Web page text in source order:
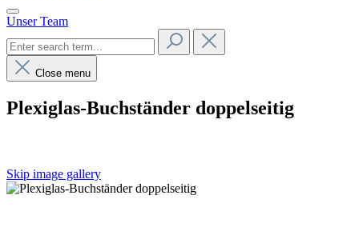
Unser Team
Close menu
Plexiglas-Buchständer doppelseitig
Skip image gallery